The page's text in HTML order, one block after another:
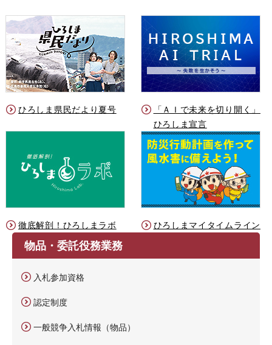
ひろしま県民だより夏号
「ＡＩで未来を切り開く」
ひろしま宣言
徹底解剖！ひろしまラボ ひろしまマイタイムライン
物品・委託役務業務
入札参加資格
認定制度
一般競争入札情報（物品）